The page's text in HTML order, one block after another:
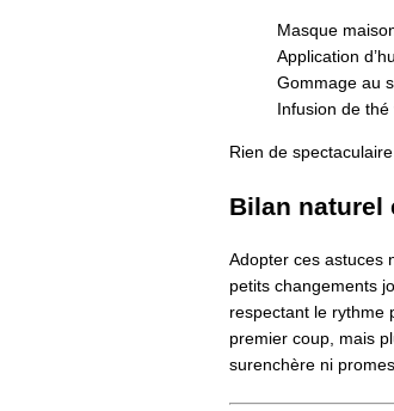
Masque
Application
Gommage au
Infusion de
Rien de
Bilan naturel
Adopter ces astuces
petits changements
respectant le rythme
premier coup, mais
surenchère ni